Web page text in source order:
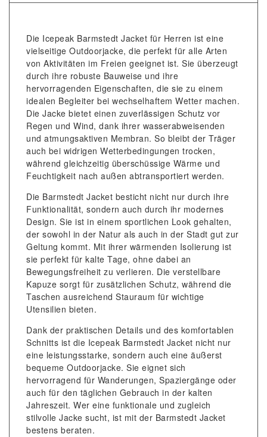
Die Icepeak Barmstedt Jacket für Herren ist eine
vielseitige Outdoorjacke, die perfekt für alle Arten
von Aktivitäten im Freien geeignet ist. Sie überzeugt
durch ihre robuste Bauweise und ihre
hervorragenden Eigenschaften, die sie zu einem
idealen Begleiter bei wechselhaftem Wetter machen.
Die Jacke bietet einen zuverlässigen Schutz vor
Regen und Wind, dank ihrer wasserabweisenden
und atmungsaktiven Membran. So bleibt der Träger
auch bei widrigen Wetterbedingungen trocken,
während gleichzeitig überschüssige Wärme und
Feuchtigkeit nach außen abtransportiert werden.
Die Barmstedt Jacket besticht nicht nur durch ihre
Funktionalität, sondern auch durch ihr modernes
Design. Sie ist in einem sportlichen Look gehalten,
der sowohl in der Natur als auch in der Stadt gut zur
Geltung kommt. Mit ihrer wärmenden Isolierung ist
sie perfekt für kalte Tage, ohne dabei an
Bewegungsfreiheit zu verlieren. Die verstellbare
Kapuze sorgt für zusätzlichen Schutz, während die
Taschen ausreichend Stauraum für wichtige
Utensilien bieten.
Dank der praktischen Details und des komfortablen
Schnitts ist die Icepeak Barmstedt Jacket nicht nur
eine leistungsstarke, sondern auch eine äußerst
bequeme Outdoorjacke. Sie eignet sich
hervorragend für Wanderungen, Spaziergänge oder
auch für den täglichen Gebrauch in der kalten
Jahreszeit. Wer eine funktionale und zugleich
stilvolle Jacke sucht, ist mit der Barmstedt Jacket
bestens beraten.